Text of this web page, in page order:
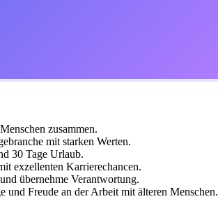
zusammen.
mit starken Werten.
30 Tage Urlaub.
exzellenten Karrierechancen.
übernehme Verantwortung.
und Freude an der Arbeit mit älteren Menschen.